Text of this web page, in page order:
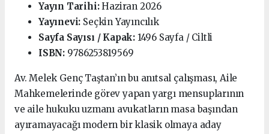
Yayın Tarihi:Haziran 2026
Yayınevi: Seçkin Yayıncılık
Sayfa Sayısı / Kapak:1496 Sayfa / Ciltli
ISBN: 9786253819569
Av. Melek Genç Taştan’ın bu anıtsal çalışması, Aile
Mahkemelerinde görev yapan yargı mensuplarının
ve aile hukuku uzmanı avukatların masa başından
ayıramayacağı modern bir klasik olmaya aday